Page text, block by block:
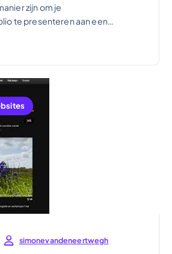
zijn om je
te presenteren aan een…
simonevandeneertwegh